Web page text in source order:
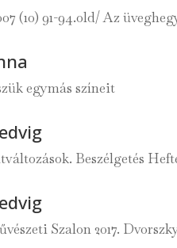
(10) 91-94.old/ Az
egymás színeit
Beszélgetés
Szalon 2017.